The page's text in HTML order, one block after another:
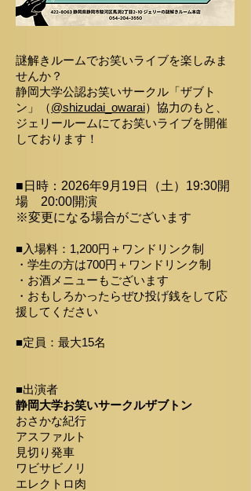
謎解きルームでお笑いライブを楽しみま
せんか？
静岡大学公認お笑いサークル「ザブト
ン」（@shizudai_owarai）協力のもと、
ジェリールームにてお笑いライブを開催
しております！
■日時：2026年9月19日（土）19:30開
場 20:00開演​
​※変更になる場合がございます
■入場料：1,200円＋ワンドリンク制
・学生の方は700円＋ワンドリンク制
​・お酒メニューもございます
・おもしろかったらぜひ投げ銭をして応
援してください
■定員：最大15名
■出演者
静岡大学お笑いサークルザブトン
​おさかな紀行
アスファルト
見切り発車
ワビサビノリ
エレクトロ肉